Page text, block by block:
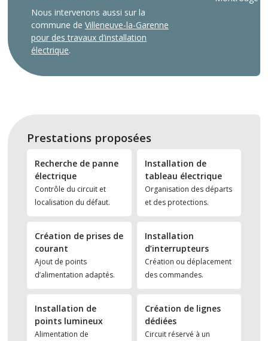
Nous intervenons aussi sur la
commune de Villeneuve-la-Garenne
pour des travaux d’installation
électrique.
Prestations proposées
Recherche de panne
électrique
Contrôle du circuit et
localisation du défaut.
Installation de
tableau électrique
Organisation des départs
et des protections.
Création de prises de
courant
Ajout de points
d’alimentation adaptés.
Installation
d’interrupteurs
Création ou déplacement
des commandes.
Installation de
points lumineux
Alimentation de
Création de lignes
dédiées
Circuit réservé à un